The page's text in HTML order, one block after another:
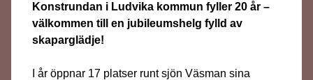
Konstrundan i Ludvika kommun fyller 20 år –
välkommen till en jubileumshelg fylld av
skaparglädje!
I år öppnar 17 platser runt sjön Väsman sina